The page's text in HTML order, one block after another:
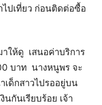
ไปเที่ยว ก่อนติดต่อซื้อ
ให้ดู เสนอค่าบริการ
บาท นางหนูพร จะ
ด็กสาวไปรออยู่บน
กันเรียบร้อย เจ้า